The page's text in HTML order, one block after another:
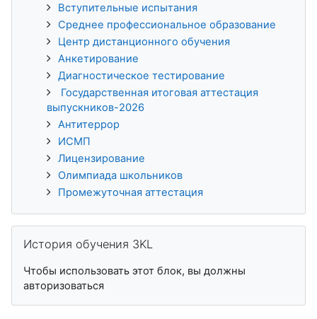
Вступительные испытания
Среднее профессиональное образование
Центр дистанционного обучения
Анкетирование
Диагностическое тестирование
Государственная итоговая аттестация
выпускников-2026
Антитеррор
ИСМП
Лицензирование
Олимпиада школьников
Промежуточная аттестация
История обучения 3KL
Чтобы использовать этот блок, вы должны
авторизоваться